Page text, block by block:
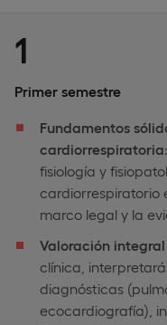
1
Primer semestre
Fundamentos
cardiorrespiratoria
fisiología y
cardiorrespiratorio
marco legal y la
Valoración
clínica,
diagnósticas
ecocardiografía),